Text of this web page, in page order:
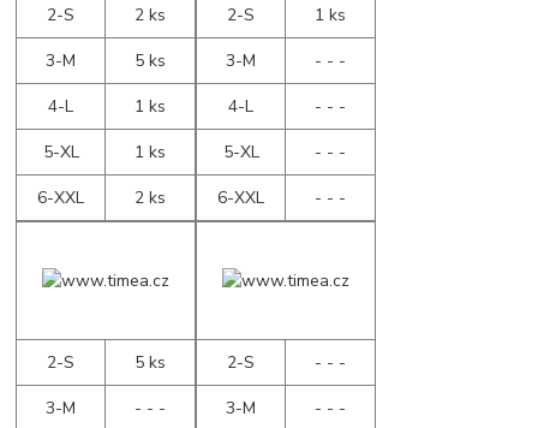
2-S
2 ks
3-M
5 ks
4-L
1 ks
5-XL
1 ks
6-XXL
2 ks
2-S
1 ks
3-M
- - -
4-L
- - -
5-XL
- - -
6-XXL
- - -
2-S
5 ks
3-M
- - -
2-S
- - -
3-M
- - -